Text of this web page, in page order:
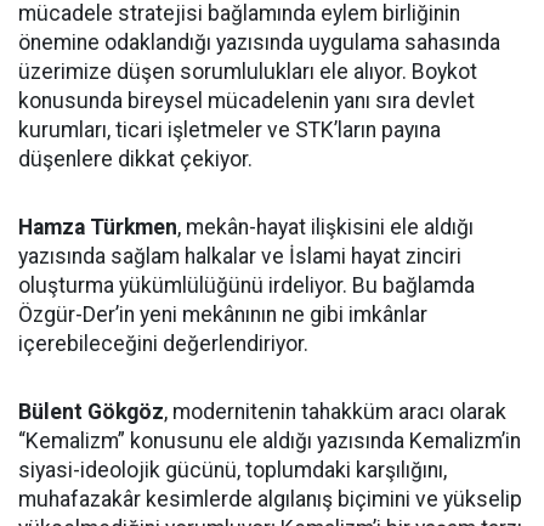
mücadele stratejisi bağlamında eylem birliğinin
önemine odaklandığı yazısında uygulama sahasında
üzerimize düşen sorumlulukları ele alıyor. Boykot
konusunda bireysel mücadelenin yanı sıra devlet
kurumları, ticari işletmeler ve STK’ların payına
düşenlere dikkat çekiyor.
Hamza Türkmen, mekân-hayat ilişkisini ele aldığı
yazısında sağlam halkalar ve İslami hayat zinciri
oluşturma yükümlülüğünü irdeliyor. Bu bağlamda
Özgür-Der’in yeni mekânının ne gibi imkânlar
içerebileceğini değerlendiriyor.
Bülent Gökgöz, modernitenin tahakküm aracı olarak
“Kemalizm” konusunu ele aldığı yazısında Kemalizm’in
siyasi-ideolojik gücünü, toplumdaki karşılığını,
muhafazakâr kesimlerde algılanış biçimini ve yükselip